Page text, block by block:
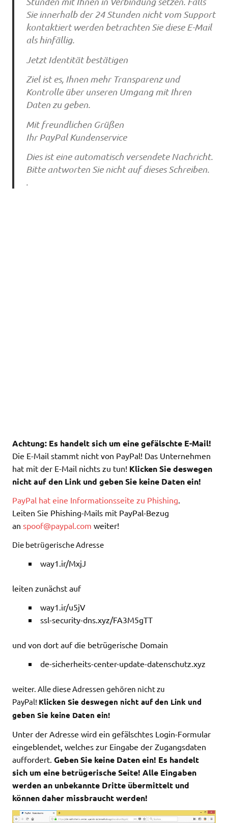
Sie innerhalb der 24 Stunden nicht vom Support
kontaktiert werden betrachten Sie diese E-Mail
als hinfällig.
Jetzt Identität bestätigen
Ziel ist es, Ihnen mehr Transparenz und
Kontrolle über unseren Umgang mit Ihren
Daten zu geben.
Mit freundlichen Grüßen
Ihr PayPal Kundenservice
Dies ist eine automatisch versendete Nachricht.
Bitte antworten Sie nicht auf dieses Schreiben.
.
Achtung: Es handelt sich um eine gefälschte E-Mail!
Die E-Mail stammt nicht von PayPal! Das Unternehmen
hat mit der E-Mail nichts zu tun! Klicken Sie deswegen
nicht auf den Link und geben Sie keine Daten ein!
PayPal hat eine Informationsseite zu Phishing.
Leiten Sie Phishing-Mails mit PayPal-Bezug
an spoof@paypal.com weiter!
Die betrügerische Adresse
way1.ir/MxjJ
leiten zunächst auf
way1.ir/u5jV
ssl-security-dns.xyz/FA3M5gTT
und von dort auf die betrügerische Domain
de-sicherheits-center-update-datenschutz.xyz
weiter. Alle diese Adressen gehören nicht zu
PayPal! Klicken Sie deswegen nicht auf den Link und
geben Sie keine Daten ein!
Unter der Adresse wird ein gefälschtes Login-Formular
eingeblendet, welches zur Eingabe der Zugangsdaten
auffordert. Geben Sie keine Daten ein! Es handelt
sich um eine betrügerische Seite! Alle Eingaben
werden an unbekannte Dritte übermittelt und
können daher missbraucht werden!